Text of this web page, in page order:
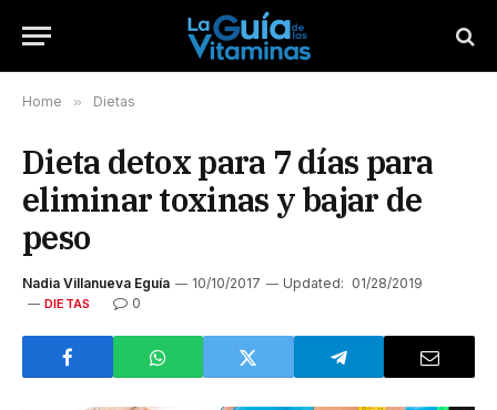
Home » Dietas
Dieta detox para 7 días para
eliminar toxinas y bajar de
peso
Nadia Villanueva Eguía 10/10/2017 Updated: 01/28/2019
DIETAS 0